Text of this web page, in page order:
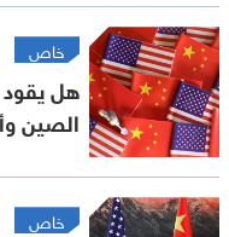
خاص
هل
الصين
خاص